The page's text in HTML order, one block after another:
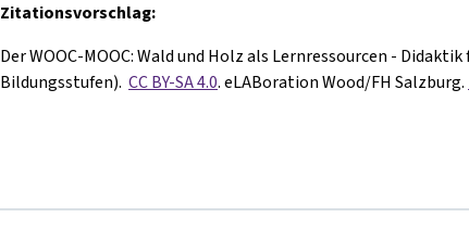
Zitationsvorschlag:
Der WOOC-MOOC: Wald und Holz als Lernressourcen -
Bildungsstufen). CC BY-SA 4.0.eLABoration Wood/FH Salzburg.